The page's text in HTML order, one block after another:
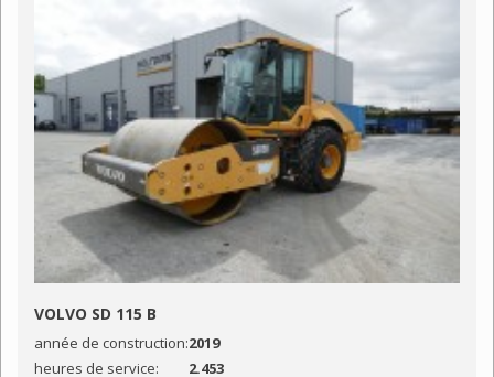
VOLVO SD 115 B
année de construction:2019
heures de service:
2.453